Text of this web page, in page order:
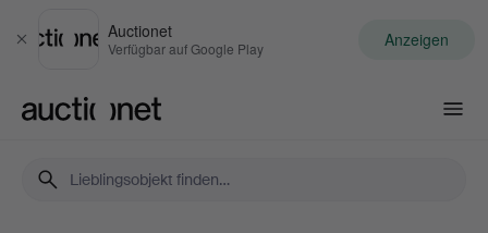
Schließen
Auctionet
Verfügbar auf Google Play Anzeigen